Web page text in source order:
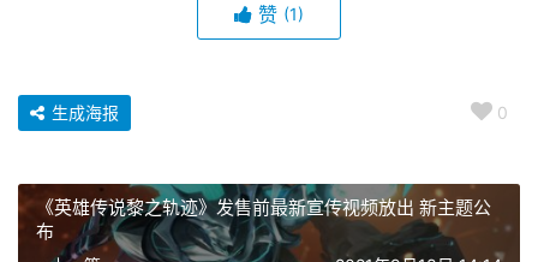
赞 (1)
0
生成海报
《英雄传说黎之轨迹》发售前最新宣传视频放出 新主题公
布